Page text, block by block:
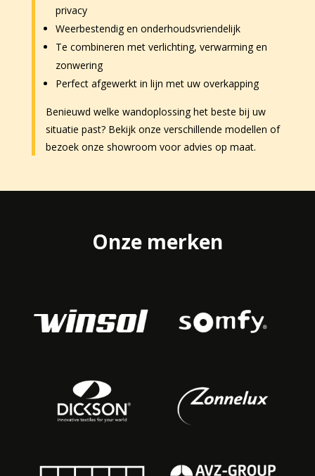
privacy
Weerbestendig en onderhoudsvriendelijk
Te combineren met verlichting, verwarming en
zonwering
Perfect afgewerkt in lijn met uw overkapping
Benieuwd welke wandoplossing het beste bij uw
situatie past? Bekijk onze verschillende modellen of
bezoek onze showroom voor advies op maat.
Onze merken